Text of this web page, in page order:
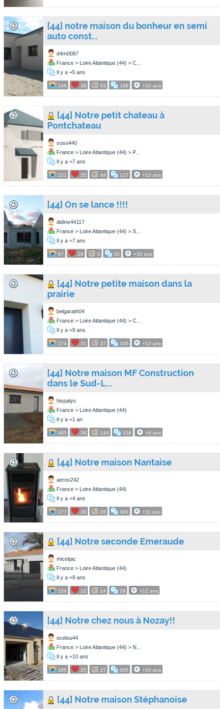
[44] notre maison du bonheur en semi
auto const...
d4m0087
France > Loire Atlantique (44) > C...
Il y a +5 ans
148 39 63 168 +10 ans
[44] Notre petit chateau à
Pontchateau
soso440
France > Loire Atlantique (44) > P...
Il y a +7 ans
221 35 44 127 +12 ans
[44] On se lance !!!!
didine44117
France > Loire Atlantique (44) > S...
Il y a +7 ans
87 28 0 50 +10 ans
[44] Notre petite maison dans la
prairie
belgarath04
France > Loire Atlantique (44) > C...
Il y a +9 ans
274 31 37 245 +12 ans
[44] Notre maison MF Construction
dans le Sud-L...
hispalys
France > Loire Atlantique (44)
Il y a +1 an
485 38 144 336 +6 ans
[44] Notre maison Nantaise
aerox242
France > Loire Atlantique (44)
Il y a +4 ans
277 36 26 399 +11 ans
[44] Notre seconde Emeraude
micetjac
France > Loire Atlantique (44)
Il y a +9 ans
154 12 14 28 +12 ans
[44] Notre chez nous à Nozay!!
ocelou44
France > Loire Atlantique (44) > N...
Il y a +10 ans
185 25 27 435 +16 ans
[44] Notre maison Stéphanoise